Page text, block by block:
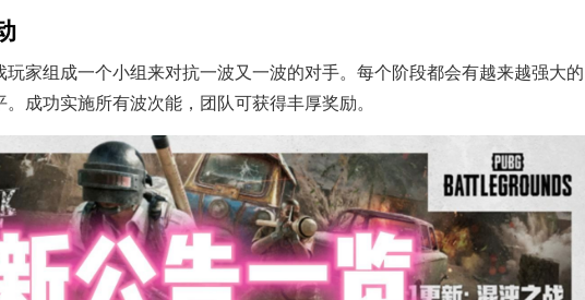
家组成一个小组来对抗一波又一波的对手。每个阶段都会有越来越强大的
成功实施所有波次能，团队可获得丰厚奖励。